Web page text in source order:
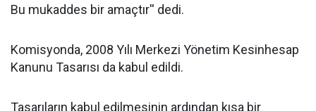
Bu mukaddes bir amaçtır'' dedi.
Komisyonda, 2008 Yılı Merkezi Yönetim Kesinhesap
Kanunu Tasarısı da kabul edildi.
Tasarıların kabul edilmesinin ardından kısa bir